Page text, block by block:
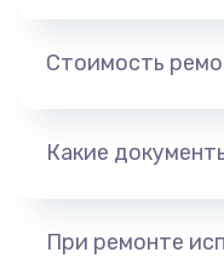
Стоимость
Какие
При ремонте